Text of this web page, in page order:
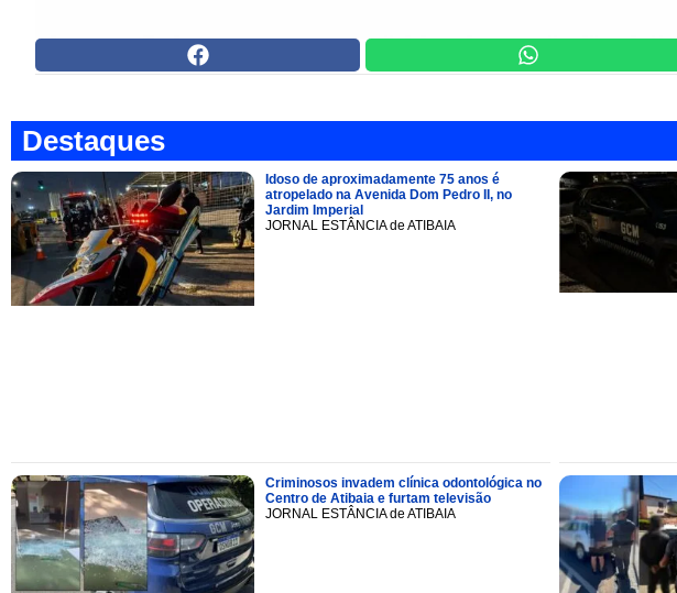
Destaques
Idoso de aproximadamente 75 anos é
atropelado na Avenida Dom Pedro II, no
Jardim Imperial
JORNAL ESTÂNCIA de ATIBAIA
Criminosos invadem clínica odontológica no
Centro de Atibaia e furtam televisão
JORNAL ESTÂNCIA de ATIBAIA